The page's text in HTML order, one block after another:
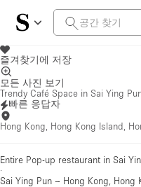
즐겨찾기에 저장
모든 사진 보기
Trendy Café Space in Sai Ying
빠른 응답자
Hong Kong, Hong Kong Island,
Entire Pop-up restaurant in Sai
·
Sai Ying Pun – Hong Kong, Hong